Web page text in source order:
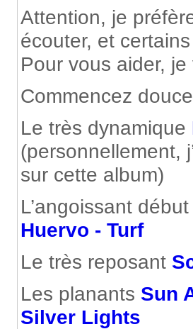
Attention, je
écouter, et
Pour vous aider,
Commencez
Le très dynamique
(personnellement,
sur cette album)
L’angoissant
Huervo - Turf
Le très reposant
Les planants Sun
Silver Lights